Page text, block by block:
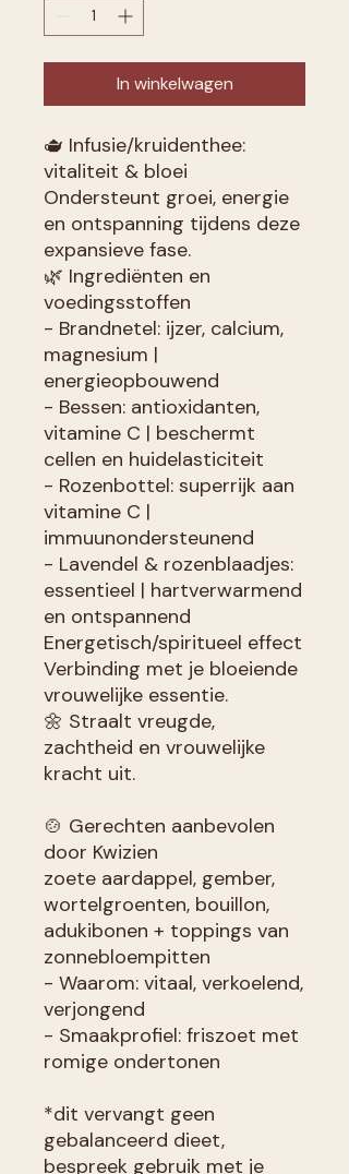
In winkelwagen
🫖 Infusie/kruidenthee:
vitaliteit & bloei
Ondersteunt groei, energie
en ontspanning tijdens deze
expansieve fase.
🌿 Ingrediënten en
voedingsstoffen
- Brandnetel: ijzer, calcium,
magnesium |
energieopbouwend
- Bessen: antioxidanten,
vitamine C | beschermt
cellen en huidelasticiteit
- Rozenbottel: superrijk aan
vitamine C |
immuunondersteunend
- Lavendel & rozenblaadjes:
essentieel | hartverwarmend
en ontspannend
Energetisch/spiritueel effect
Verbinding met je bloeiende
vrouwelijke essentie.
🌼 Straalt vreugde,
zachtheid en vrouwelijke
kracht uit.
🍲 Gerechten aanbevolen
door Kwizien
zoete aardappel, gember,
wortelgroenten, bouillon,
adukibonen + toppings van
zonnebloempitten
- Waarom: vitaal, verkoelend,
verjongend
- Smaakprofiel: friszoet met
romige ondertonen
*dit vervangt geen
gebalanceerd dieet,
bespreek gebruik met je